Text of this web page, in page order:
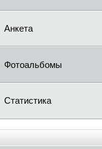
Анкета
Фотоальбомы
Статистика